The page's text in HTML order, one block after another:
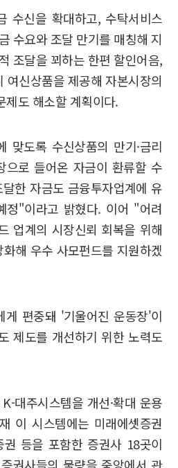
수신을 확대하고, 수탁서비스
수요와 조달 만기를 매칭해 지
조달을 꾀하는 한편 할인어음,
여신상품을 제공해 자본시장의
제도 해소할 계획이다.
맞도록 수신상품의 만기·금리
으로 들어온 자금이 환류할 수
한 자금도 금융투자업계에 유
정"이라고 밝혔다. 이어 "어려
업계의 시장신뢰 회복을 위해
해 우수 사모펀드를 지원하겠
게 편중돼 '기울어진 운동장'이
제도를 개선하기 위한 노력도
대주시스템을 개선·확대 운용
이 시스템에는 미래에셋증권
등을 포함한 증권사 18곳이
권사들의 물량을 중앙에서 관